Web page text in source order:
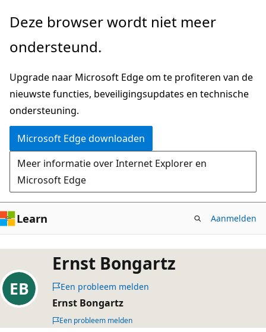
Naar
gaan
Deze browser wordt niet meer
ondersteund.
Upgrade naar Microsoft Edge om te profiteren van de
nieuwste functies, beveiligingsupdates en technische
ondersteuning.
Microsoft Edge downloaden
Meer informatie over Internet Explorer en
Microsoft Edge
Learn Aanmelden
Ernst Bongartz
Een probleem melden
Ernst Bongartz
Een probleem melden